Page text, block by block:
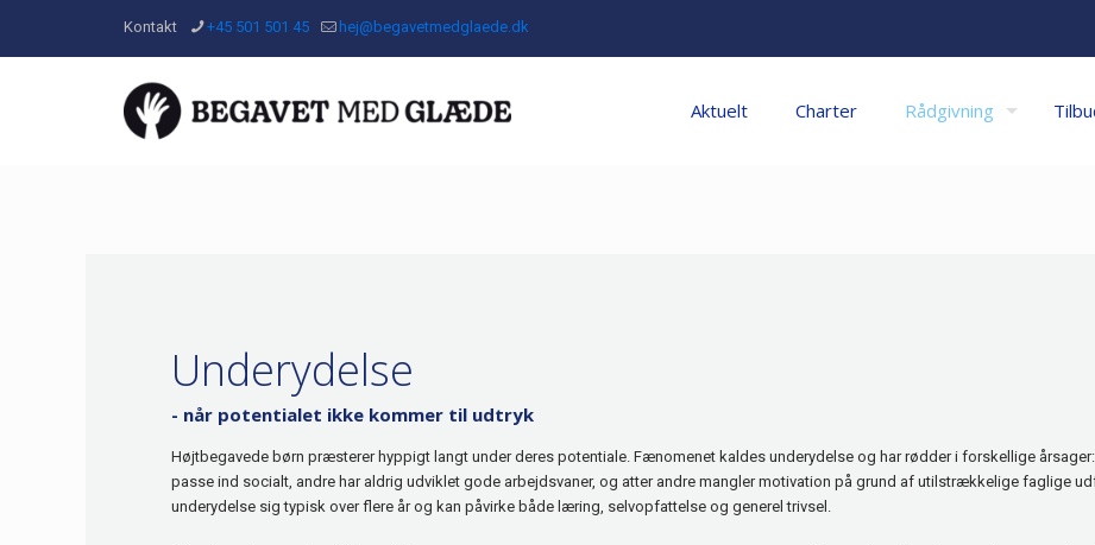
Kontakt +45 501 501 45 hej@begavetmedglaede.dk
Aktuelt Charter Rådgivning
Underydelse
- når potentialet ikke kommer til udtryk
Højtbegavede børn præsterer hyppigt langt under deres potentiale. Fænomenet kaldes underydelse og har rødder i forskellige
passe ind socialt, andre har aldrig udviklet gode arbejdsvaner, og atter andre mangler motivation på grund af utilstrækkelige faglige
underydelse sig typisk over flere år og kan påvirke både læring, selvopfattelse og generel trivsel.